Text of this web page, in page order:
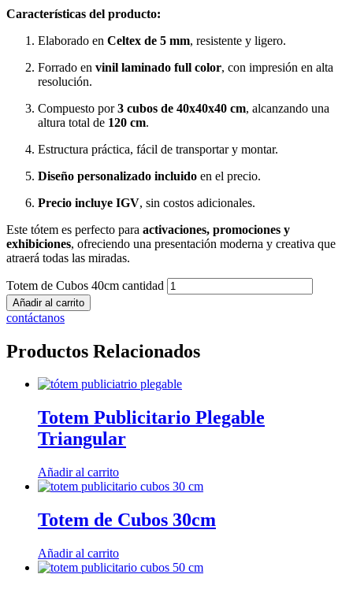
Características del producto:
Elaborado en Celtex de 5 mm, resistente y ligero.
Forrado en vinil laminado full color, con impresión en alta
resolución.
Compuesto por3 cubos de 40x40x40 cm, alcanzando una
altura total de 120 cm.
Estructura práctica, fácil de transportar y montar.
Diseño personalizado incluido en el precio.
Precio incluye IGV, sin costos adicionales.
Este tótem es perfecto para activaciones, promociones y
exhibiciones, ofreciendo una presentación moderna y creativa que
atraerá todas las miradas.
Totem de Cubos 40cm cantidad
Añadir al carrito
contáctanos
Productos Relacionados
Totem Publicitario Plegable
Triangular
Añadir al carrito
Totem de Cubos 30cm
Añadir al carrito